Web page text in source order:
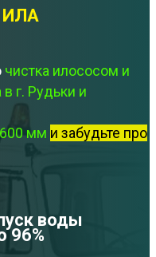
чистка илососом и
г. Рудьки и
мм и забудьте про
воды
96%